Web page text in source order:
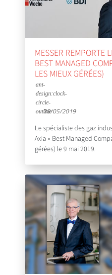
MESSER REMPORTE
BEST MANAGED
LES MIEUX GÉRÉES)
28/05/2019
Le spécialiste des gaz
Axia « Best Managed
gérées) le 9 mai 2019.